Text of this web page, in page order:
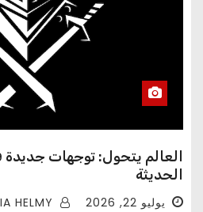
العالم يتحول: توجهات جديدة
الحديثة
يوليو 22, 2026